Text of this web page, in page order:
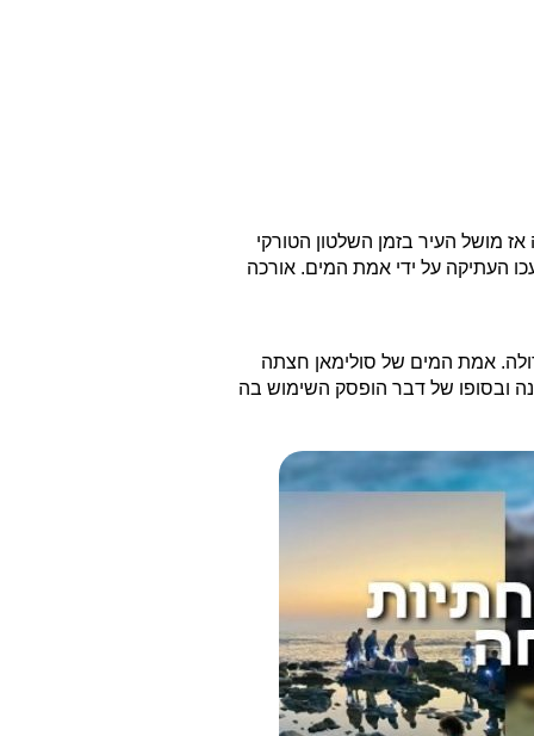
אז מושל העיר בזמן השלטון הטורקי
העתיקה על ידי אמת המים. אורכה
אמת המים של סולימאן חצתה
ובסופו של דבר הופסק השימוש בה